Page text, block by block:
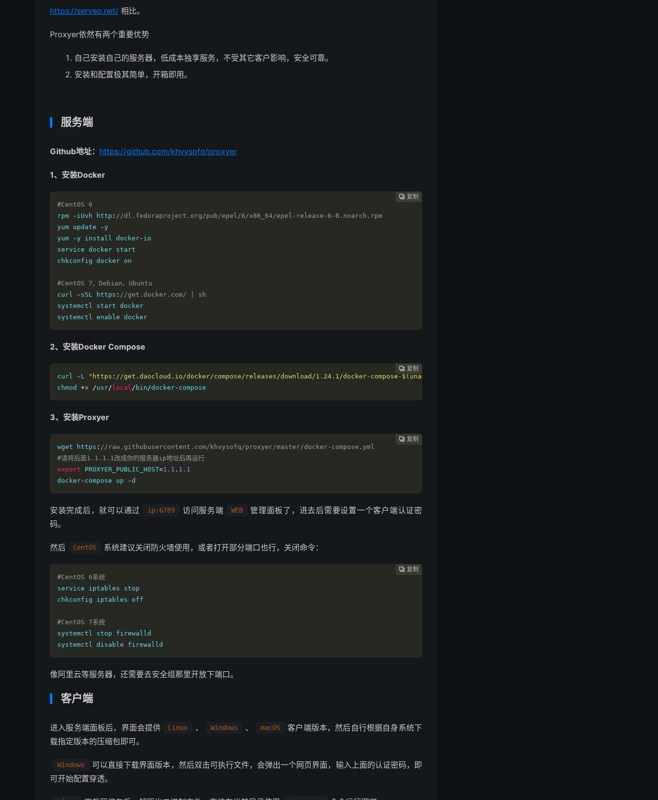
https://serveo.net/ 相比。
Proxyer依然有两个重要优势
自己安装自己的服务器，低成本独享服务，不受其它客户影响，安全可靠。
安装和配置极其简单，开箱即用。
服务端
Github地址： https://github.com/khvysofq/proxyer
1、安装Docker
 复制
 复制
 复制
 复制
 复制
 复制
#CentOS 6
rpm
- iUvh http : //dl.fedoraproject.org/pub/epel/6/x86_64/epel-release-6-8.noarch.rpm
yum update
-y
yum
-y install docker- io
service docker start
chkconfig docker on
#CentOS 7、Debian、Ubuntu
curl
- sSL https : //get.docker.com/ | sh
systemctl start docker
systemctl enable docker
2、安装Docker Compose
 复制
 复制
 复制
 复制
 复制
curl
- L "https://get.daocloud.io/docker/compose/releases/download/1.24.1/docker-compose- $(uname -s)
chmod +x /usr/ local/ bin/docker- compose
3、安装Proxyer
 复制
 复制
 复制
 复制
wget https : //raw.githubusercontent.com/khvysofq/proxyer/master/docker-compose.yml
#请将后面1.1.1.1改成你的服务器ip地址后再运行
export PROXYER_PUBLIC_HOST=1.1 . 1.1
docker- compose up -d
安装完成后，就可以通过 ip:6789 访问服务端 WEB
管理面板了，进去后需要设置一个客户端认证密
码。
然后 CentOS 系统建议关闭防火墙使用，或者打开部分端口也行，关闭命令：
 复制
 复制
 复制
#CentOS 6系统
service iptables stop
chkconfig iptables off
#CentOS 7系统
systemctl stop firewalld
systemctl disable firewalld
像阿里云等服务器，还需要去安全组那里开放下端口。
客户端
进入服务端面板后，界面会提供 Linux 、 Windows 、 macOS
客户端版本，然后自行根据自身系统下
载指定版本的压缩包即可。
Windows
可以直接下载界面版本，然后双击可执行文件，会弹出一个网页界面，输入上面的认证密码，即
可开始配置穿透。